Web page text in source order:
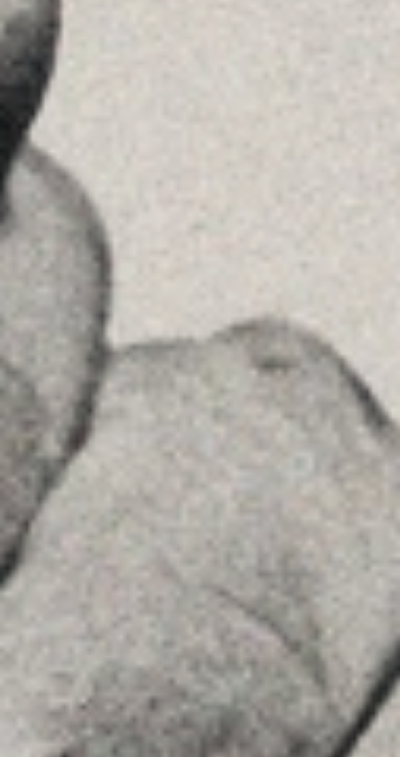
Ver en Google Maps
Príncipe de Vergara, 108 , 5ª planta
28002 , Madrid
+34 915759925
Ver en Google Maps
Home
Asesoramiento
Insights
Contactar
SÍGUENOS
Linkedin
Instagram
Allyon — Barcelona, Spain
Copyrights © 2026 AVISO LEGAL·